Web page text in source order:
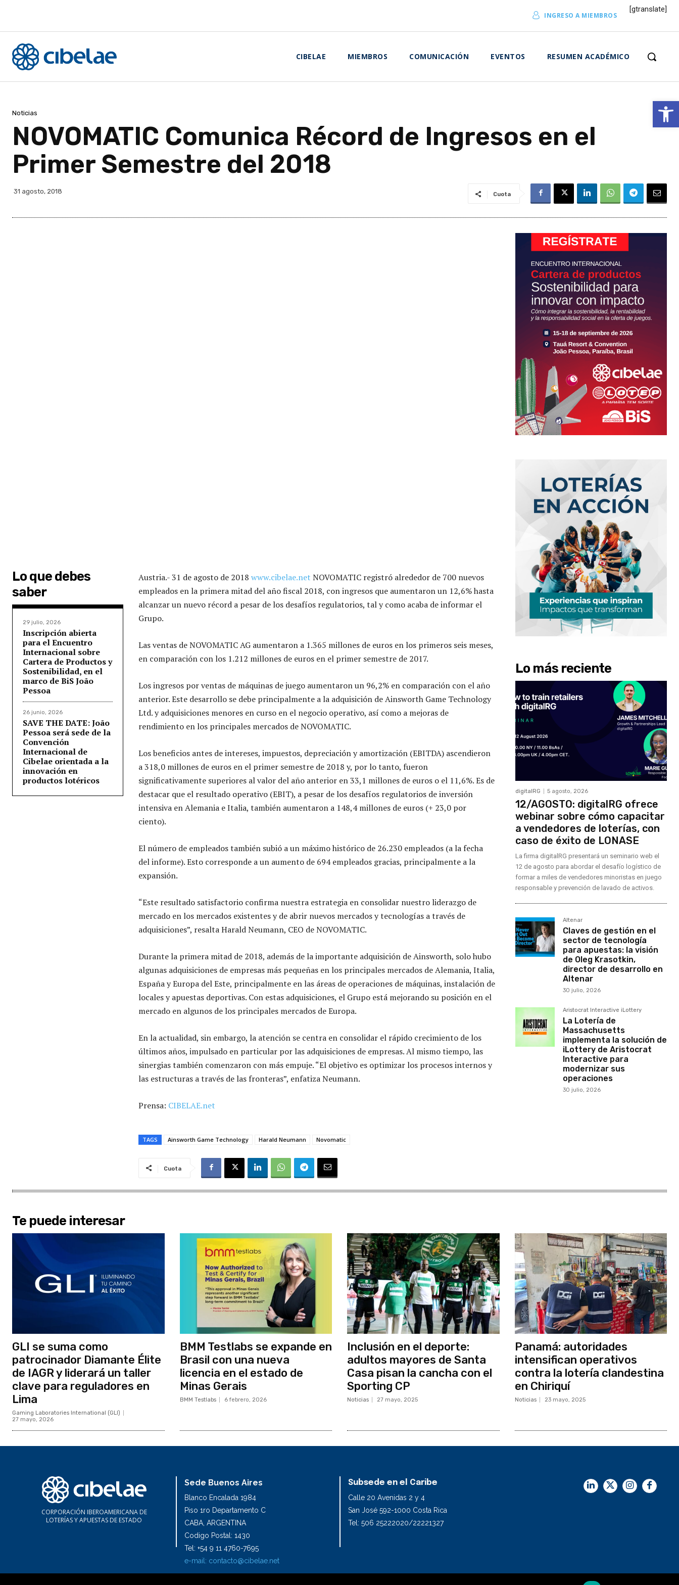
Abrir
INGRESO A MIEMBROS
[gtranslate]
CIBELAE MIEMBROS COMUNICACIÓN EVENTOS RESUMEN ACADÉMICO
Noticias
NOVOMATIC Comunica Récord de Ingresos en el
Primer Semestre del 2018
31 agosto, 2018 Cuota
Lo que debes
saber
29 julio, 2026
Inscripción abierta
para el Encuentro
Internacional sobre
Cartera de Productos y
Sostenibilidad, en el
marco de BiS João
Pessoa
26 junio, 2026
SAVE THE DATE: João
Pessoa será sede de la
Convención
Internacional de
Cibelae orientada a la
innovación en
productos lotéricos
Austria.- 31 de agosto de 2018 www.cibelae.net NOVOMATIC registró alrededor de 700 nuevos
empleados en la primera mitad del año fiscal 2018, con ingresos que aumentaron un 12,6% hasta
alcanzar un nuevo récord a pesar de los desafíos regulatorios, tal y como acaba de informar el
Grupo.
Las ventas de NOVOMATIC AG aumentaron a 1.365 millones de euros en los primeros seis meses,
en comparación con los 1.212 millones de euros en el primer semestre de 2017.
Los ingresos por ventas de máquinas de juego aumentaron un 96,2% en comparación con el año
anterior. Este desarrollo se debe principalmente a la adquisición de Ainsworth Game Technology
Ltd. y adquisiciones menores en curso en el negocio operativo, así como a mejoras de
rendimiento en los principales mercados de NOVOMATIC.
Los beneficios antes de intereses, impuestos, depreciación y amortización (EBITDA) ascendieron
a 318,0 millones de euros en el primer semestre de 2018 y, por lo tanto, fueron
significativamente superiores al valor del año anterior en 33,1 millones de euros o el 11,6%. Es de
destacar que el resultado operativo (EBIT), a pesar de los desafíos regulatorios de inversión
intensiva en Alemania e Italia, también aumentaron a 148,4 millones de euros (+ 23,0 por
ciento).
El número de empleados también subió a un máximo histórico de 26.230 empleados (a la fecha
del informe). Esto corresponde a un aumento de 694 empleados gracias, principalmente a la
expansión.
“Este resultado satisfactorio confirma nuestra estrategia en consolidar nuestro liderazgo de
mercado en los mercados existentes y de abrir nuevos mercados y tecnologías a través de
adquisiciones”, resalta Harald Neumann, CEO de NOVOMATIC.
Durante la primera mitad de 2018, además de la importante adquisición de Ainsworth, solo hubo
algunas adquisiciones de empresas más pequeñas en los principales mercados de Alemania, Italia,
España y Europa del Este, principalmente en las áreas de operaciones de máquinas, instalación de
locales y apuestas deportivas. Con estas adquisiciones, el Grupo está mejorando su posición en el
mercado en algunos de los principales mercados de Europa.
En la actualidad, sin embargo, la atención se centra en consolidar el rápido crecimiento de los
últimos años, impulsado en particular por las adquisiciones de empresas. Al mismo tiempo, las
sinergias también comenzaron con más empuje. “El objetivo es optimizar los procesos internos y
las estructuras a través de las fronteras”, enfatiza Neumann.
Prensa: CIBELAE.net
TAGS Ainsworth Game Technology Harald Neumann Novomatic
Cuota
Lo más reciente
digitalRG 5 agosto, 2026
12/AGOSTO: digitalRG ofrece
webinar sobre cómo capacitar
a vendedores de loterías, con
caso de éxito de LONASE
La firma digitalRG presentará un seminario web el
12 de agosto para abordar el desafío logístico de
formar a miles de vendedores minoristas en juego
responsable y prevención de lavado de activos.
Altenar
Claves de gestión en el
sector de tecnología
para apuestas: la visión
de Oleg Krasotkin,
director de desarrollo en
Altenar
30 julio, 2026
Aristocrat Interactive iLottery
La Lotería de
Massachusetts
implementa la solución de
iLottery de Aristocrat
Interactive para
modernizar sus
operaciones
30 julio, 2026
Te puede interesar
GLI se suma como
patrocinador Diamante Élite
de IAGR y liderará un taller
clave para reguladores en
Lima
Gaming Laboratories International (GLI)
27 mayo, 2026
BMM Testlabs se expande en
Brasil con una nueva
licencia en el estado de
Minas Gerais
BMM Testlabs 6 febrero, 2026
Inclusión en el deporte:
adultos mayores de Santa
Casa pisan la cancha con el
Sporting CP
Noticias 27 mayo, 2025
Panamá: autoridades
intensifican operativos
contra la lotería clandestina
en Chiriquí
Noticias 23 mayo, 2025
CORPORACIÓN IBEROAMERICANA DE
LOTERÍAS Y APUESTAS DE ESTADO
Sede Buenos Aires
Blanco Encalada 1984
Piso 1ro Departamento C
CABA, ARGENTINA
Codigo Postal: 1430
Tel: +54 9 11 4760-7695
e-mail: contacto@cibelae.net
Subsede en el Caribe
Calle 20 Avenidas 2 y 4
San José 592-1000 Costa Rica
Tel: 506 25222020/22221327